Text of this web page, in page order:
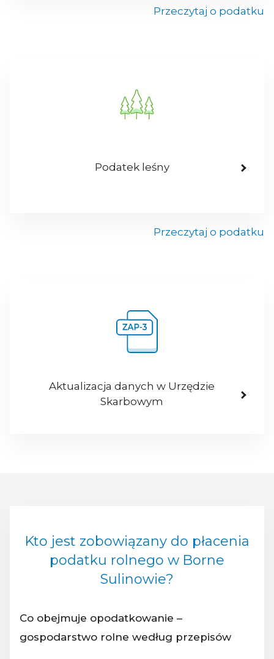
Przeczytaj o podatku
Podatek leśny
Przeczytaj o podatku
Aktualizacja danych w Urzędzie
Skarbowym
Kto jest zobowiązany do płacenia
podatku rolnego w Borne
Sulinowie?
Co obejmuje opodatkowanie –
gospodarstwo rolne według przepisów